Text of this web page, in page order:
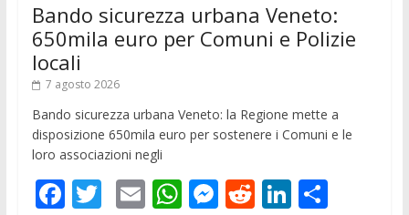
Bando sicurezza urbana Veneto:
650mila euro per Comuni e Polizie
locali
7 agosto 2026
Bando sicurezza urbana Veneto: la Regione mette a
disposizione 650mila euro per sostenere i Comuni e le
loro associazioni negli
F T E W M R Li C